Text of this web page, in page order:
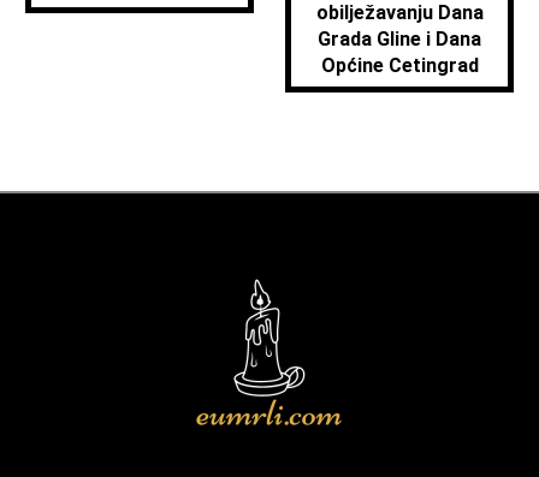
obilježavanju Dana
Grada Gline i Dana
Općine Cetingrad